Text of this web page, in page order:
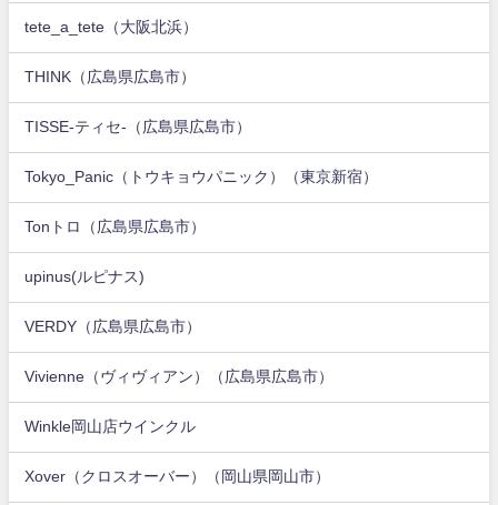
tete_a_tete（大阪北浜）
THINK（広島県広島市）
TISSE-ティセ-（広島県広島市）
Tokyo_Panic（トウキョウパニック）（東京新宿）
Tonトロ（広島県広島市）
upinus(ルピナス)
VERDY（広島県広島市）
Vivienne（ヴィヴィアン）（広島県広島市）
Winkle岡山店ウインクル
Xover（クロスオーバー）（岡山県岡山市）